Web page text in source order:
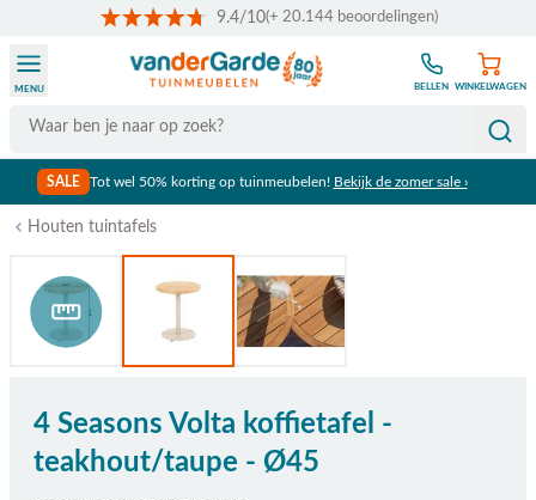
9.4/10(+ 20.144 beoordelingen)
Search
MENU BELLEN WINKELWAGEN
SALE Tot wel 50% korting op tuinmeubelen! Bekijk de zomer sale ›
Houten tuintafels
4 Seasons Volta koffietafel -
teakhout/taupe - Ø45